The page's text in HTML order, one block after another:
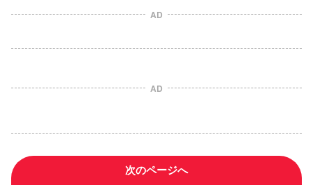
AD
AD
次のページへ